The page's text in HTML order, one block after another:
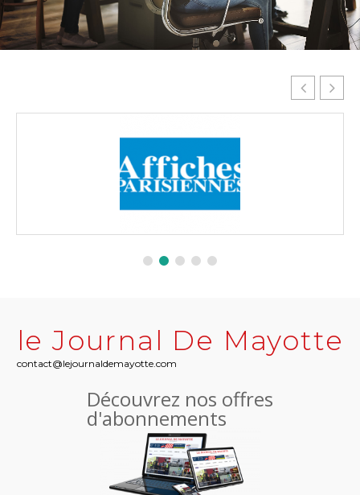
le Journal De Mayotte
contact@lejournaldemayotte.com
Découvrez nos offres
d'abonnements